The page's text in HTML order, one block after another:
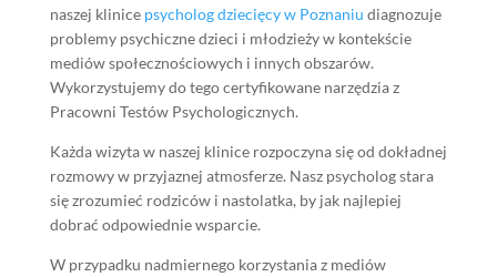
naszej klinice psycholog dziecięcy w Poznaniu diagnozuje
problemy psychiczne dzieci i młodzieży w kontekście
mediów społecznościowych i innych obszarów.
Wykorzystujemy do tego certyfikowane narzędzia z
Pracowni Testów Psychologicznych.
Każda wizyta w naszej klinice rozpoczyna się od dokładnej
rozmowy w przyjaznej atmosferze. Nasz psycholog stara
się zrozumieć rodziców i nastolatka, by jak najlepiej
dobrać odpowiednie wsparcie.
W przypadku nadmiernego korzystania z mediów